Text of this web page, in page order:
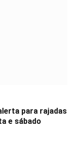
para rajadas
e sábado